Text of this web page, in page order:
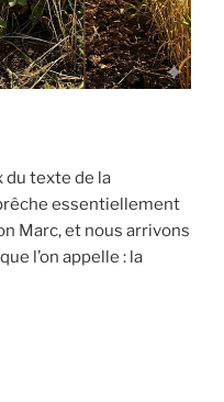
du texte de la
essentiellement
Marc, et nous arrivons
l’on appelle : la